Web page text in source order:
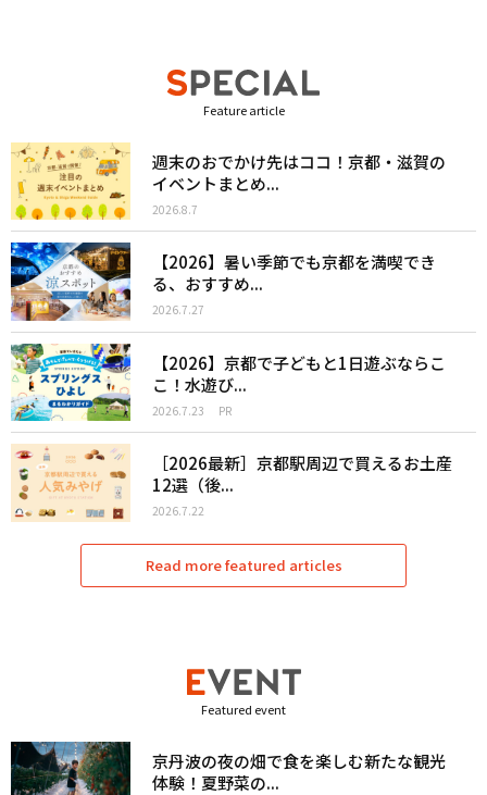
Feature article
週末のおでかけ先はココ！京都・滋賀の
イベントまとめ...
2026.8.7
【2026】暑い季節でも京都を満喫でき
る、おすすめ...
2026.7.27
【2026】京都で子どもと1日遊ぶならこ
こ！水遊び...
2026.7.23 PR
［2026最新］京都駅周辺で買えるお土産
12選（後...
2026.7.22
Read more featured articles
Featured event
京丹波の夜の畑で食を楽しむ新たな観光
体験！夏野菜の...